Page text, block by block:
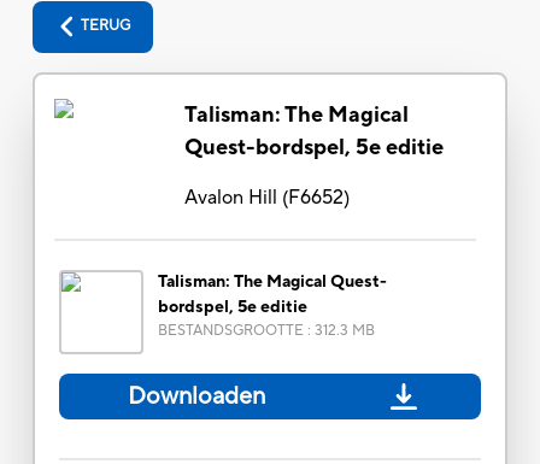
TERUG
Talisman: The Magical
Quest-bordspel, 5e editie
Avalon Hill (F6652)
Talisman: The Magical Quest-
bordspel, 5e editie
BESTANDSGROOTTE : 312.3 MB
Downloaden